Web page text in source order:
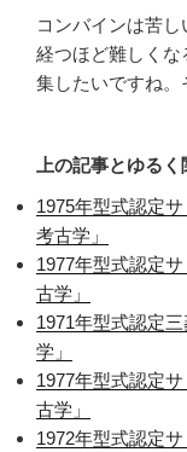
コンバインは苦
経つほど難しくな
集したいですね。
上の記事とゆる
1975年型式認定
考古学」
1977年型式認定
古学」
1971年型式認定
学」
1977年型式認定
古学」
1972年型式認定